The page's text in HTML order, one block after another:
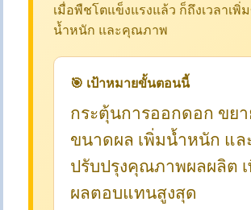
เมื่อพืชโตแข็งแรงแล้ว ก็ถึงเวลาเพิ่
น้ำหนัก และคุณภาพ
🎯 เป้าหมายขั้นตอนนี้
กระตุ้นการออกดอก ขย
ขนาดผล เพิ่มน้ำหนัก แล
ปรับปรุงคุณภาพผลผลิต
ผลตอบแทนสูงสุด